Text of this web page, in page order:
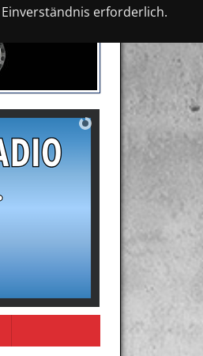
erforderlich.